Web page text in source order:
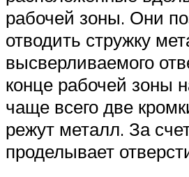
рабочей зоны. Они
отводить стружку
высверливаемого
конце рабочей зоны
чаще всего две
режут металл. За
проделывает